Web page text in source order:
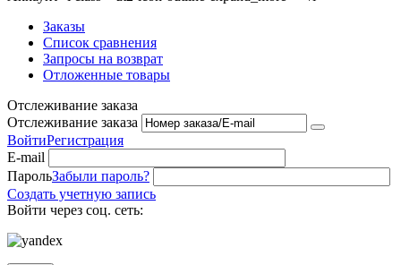
Заказы
Список сравнения
Запросы на возврат
Отложенные товары
Отслеживание заказа
Отслеживание заказа
ВойтиРегистрация
E-mail
ПарольЗабыли пароль?
Создать учетную запись
Войти через соц. сеть: